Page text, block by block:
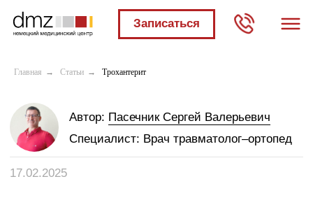
Записаться
Главная → Статьи → Трохантерит
Мы в социальных
сетях:
17.02.2025
Трохантерит